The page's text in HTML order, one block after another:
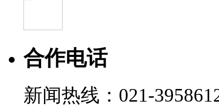
合作电话
新闻热线：021-